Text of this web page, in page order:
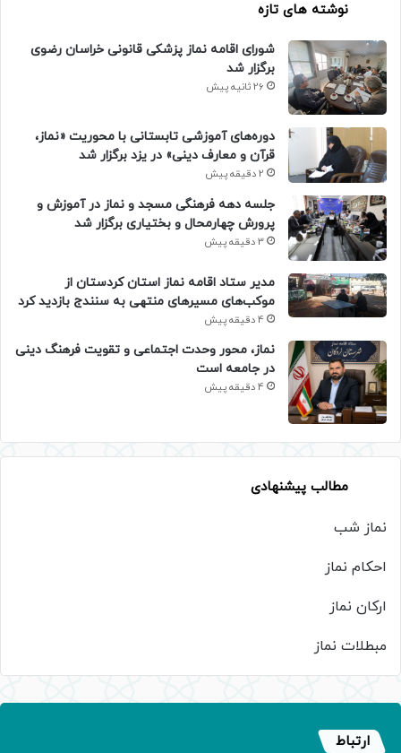
نوشته های تازه
شورای اقامه نماز پزشکی قانونی خراسان رضوی
برگزار شد
26 ثانیه پیش
دوره‌های آموزشی تابستانی با محوریت «نماز،
قرآن و معارف دینی» در یزد برگزار شد
2 دقیقه پیش
جلسه دهه فرهنگی مسجد و نماز در آموزش و
پرورش چهارمحال و بختیاری برگزار شد
3 دقیقه پیش
مدیر ستاد اقامه نماز استان کردستان از
موکب‌های مسیرهای منتهی به سنندج بازدید کرد
4 دقیقه پیش
نماز، محور وحدت اجتماعی و تقویت فرهنگ دینی
در جامعه است
4 دقیقه پیش
مطالب پیشنهادی
نماز شب
احکام نماز
ارکان نماز
مبطلات نماز
ارتباط